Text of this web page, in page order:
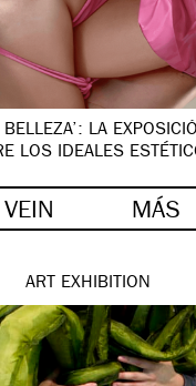
BELLEZA’: LA
LOS IDEALES
VEIN MÁS
ART EXHIBITION